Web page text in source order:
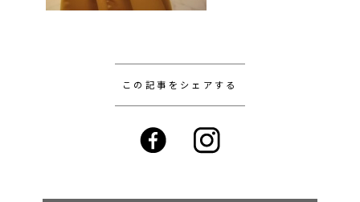
この記事をシェアする